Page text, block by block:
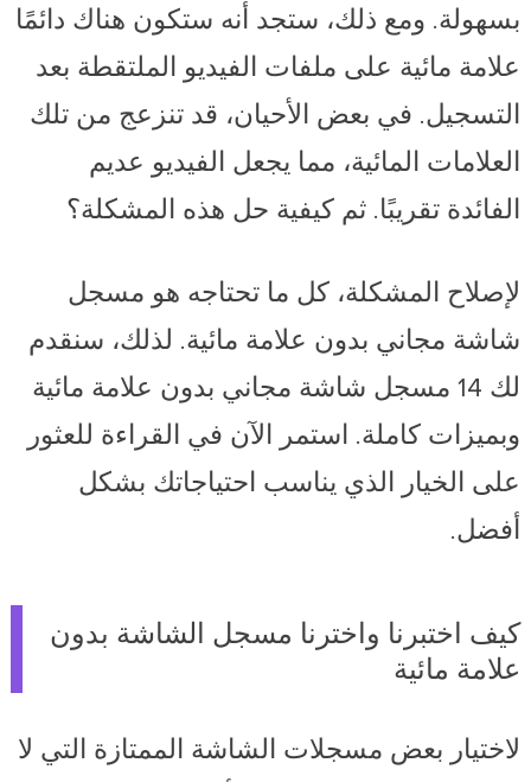
بسهولة. ومع ذلك، ستجد أنه ستكون هناك دائمًا
علامة مائية على ملفات الفيديو الملتقطة بعد
التسجيل. في بعض الأحيان، قد تنزعج من تلك
العلامات المائية، مما يجعل الفيديو عديم
الفائدة تقريبًا. ثم كيفية حل هذه المشكلة؟
لإصلاح المشكلة، كل ما تحتاجه هو مسجل
شاشة مجاني بدون علامة مائية. لذلك، سنقدم
لك 14 مسجل شاشة مجاني بدون علامة مائية
وبميزات كاملة. استمر الآن في القراءة للعثور
على الخيار الذي يناسب احتياجاتك بشكل
أفضل.
كيف اختبرنا واخترنا مسجل الشاشة بدون
علامة مائية
لاختيار بعض مسجلات الشاشة الممتازة التي لا